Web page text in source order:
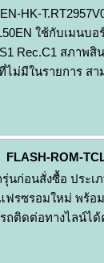
HK-
ใช้กับเมนบอ
Rec.C1 สภา
ไม่มีในรายการ ส
FLASH-ROM-
รุ่นก่อนสั่งซื้อ ประ
ฟรซรอมใหม่ พร้อ
ถติดต่อทางไลน์ได้